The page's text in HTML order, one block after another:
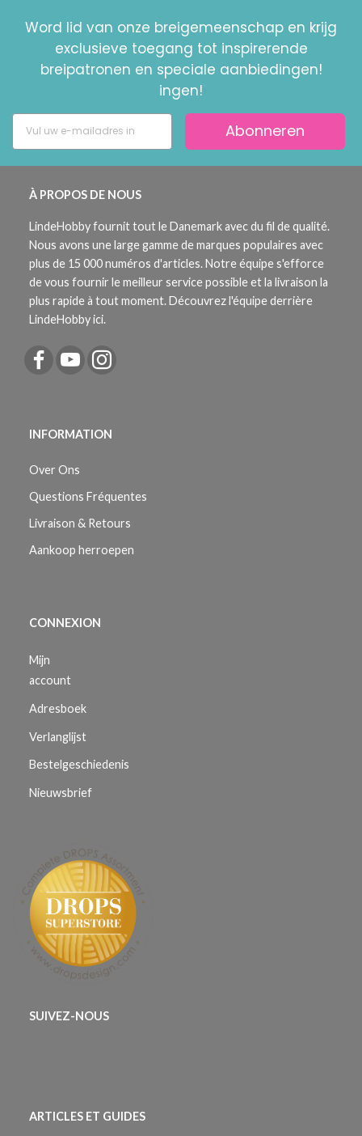
Word lid van onze breigemeenschap en krijg
exclusieve toegang tot inspirerende
breipatronen en speciale aanbiedingen!
ingen!
Abonneren
À PROPOS DE NOUS
LindeHobby fournit tout le Danemark avec du fil de qualité.
Nous avons une large gamme de marques populaires avec
plus de 15 000 numéros d'articles. Notre équipe s'efforce
de vous fournir le meilleur service possible et la livraison la
plus rapide à tout moment. Découvrez l'équipe derrière
LindeHobby ici.
INFORMATION
Over Ons
Questions Fréquentes
Livraison & Retours
Aankoop herroepen
CONNEXION
Mijn
account
Adresboek
Verlanglijst
Bestelgeschiedenis
Nieuwsbrief
SUIVEZ-NOUS
ARTICLES ET GUIDES